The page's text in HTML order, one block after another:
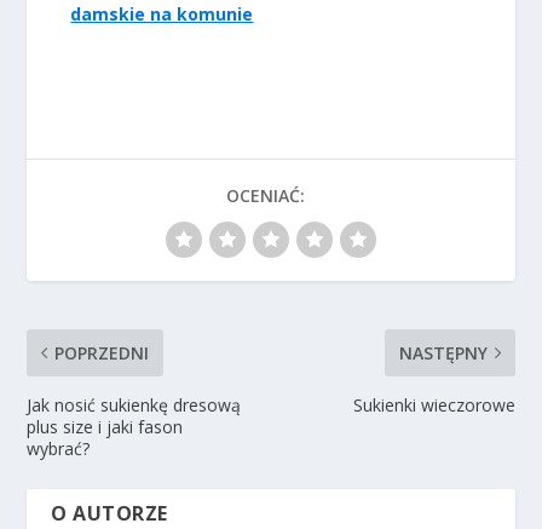
damskie na komunie
OCENIAĆ:
POPRZEDNI
Jak nosić sukienkę dresową
plus size i jaki fason
wybrać?
NASTĘPNY
Sukienki wieczorowe
O AUTORZE